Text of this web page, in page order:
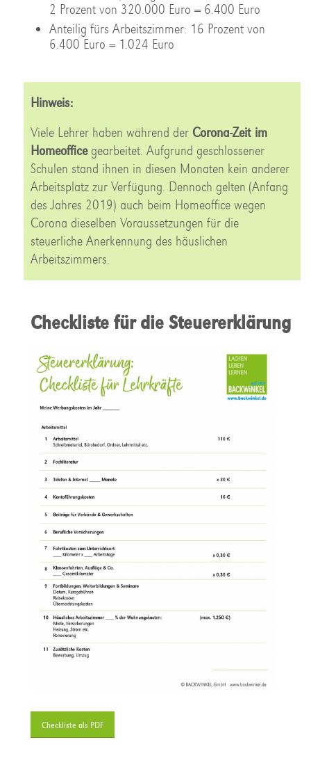
2 Prozent von 320.000 Euro = 6.400 Euro
Anteilig fürs Arbeitszimmer: 16 Prozent von
6.400 Euro = 1.024 Euro
Hinweis:
Viele Lehrer haben während der Corona-Zeit im
Homeofficegearbeitet. Aufgrund geschlossener
Schulen stand ihnen in diesen Monaten kein anderer
Arbeitsplatz zur Verfügung. Dennoch gelten (Anfang
des Jahres 2019) auch beim Homeoffice wegen
Corona dieselben Voraussetzungen für die
steuerliche Anerkennung des häuslichen
Arbeitszimmers.
Checkliste für die Steuererklärung
Checkliste als PDF